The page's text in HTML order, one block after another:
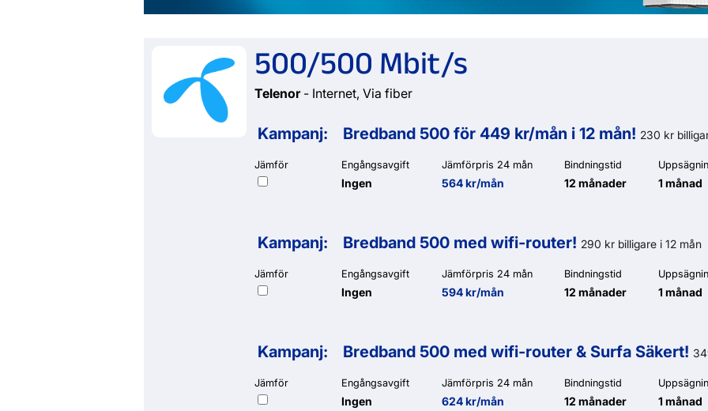
500/500 Mbit/s
Telenor- Internet, Via fiber
Kampanj: Bredband 500 för 449 kr/mån i 12 mån! 230 kr
Jämför Engångsavgift
Ingen
Jämförpris 24 mån
564 kr/mån
Bindningstid
12 månader 1 månad
Kampanj: Bredband 500 med wifi-router! 290 kr billigare i 12 mån
Jämför Engångsavgift
Ingen
Jämförpris 24 mån
594 kr/mån
Bindningstid
12 månader 1 månad
Kampanj: Bredband 500 med wifi-router & Surfa Säkert!
Jämför Engångsavgift
Ingen
Jämförpris 24 mån
624 kr/mån
Bindningstid
12 månader 1 månad